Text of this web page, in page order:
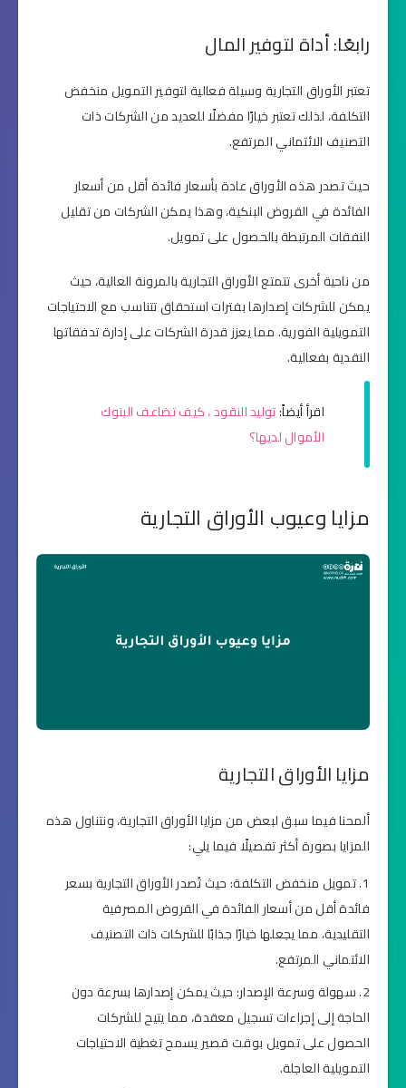
رابعًا: أداة لتوفير المال
تعتبر الأوراق التجارية وسيلة فعالية لتوفير التمويل منخفض
التكلفة، لذلك تعتبر خيارًا مفضلًا للعديد من الشركات ذات
التصنيف الائتماني المرتفع.
حيث تصدر هذه الأوراق عادة بأسعار فائدة أقل من أسعار
الفائدة في القروض البنكية، وهذا يمكن الشركات من تقليل
النفقات المرتبطة بالحصول على تمويل.
من ناحية أخرى تتمتع الأوراق التجارية بالمرونة العالية، حيث
يمكن للشركات إصدارها بفترات استحقاق تتناسب مع الاحتياجات
التمويلية الفورية. مما يعزز قدرة الشركات على إدارة تدفقاتها
النقدية بفعالية.
اقرأ أيضاً:توليد النقود ، كيف تضاعف البنوك
الأموال لديها؟
مزايا وعيوب الأوراق التجارية
مزايا الأوراق التجارية
ألمحنا فيما سبق لبعض من مزايا الأوراق التجارية، ونتناول هذه
المزايا بصورة أكثر تفصيلًا فيما يلي:
تمويل منخفض التكلفة: حيث تُصدر الأوراق التجارية بسعر
فائدة أقل من أسعار الفائدة في القروض المصرفية
التقليدية، مما يجعلها خيارًا جذابًا للشركات ذات التصنيف
الائتماني المرتفع.
سهولة وسرعة الإصدار: حيث يمكن إصدارها بسرعة دون
الحاجة إلى إجراءات تسجيل معقدة، مما يتيح للشركات
الحصول على تمويل بوقت قصير يسمح تغطية الاحتياجات
التمويلية العاجلة.